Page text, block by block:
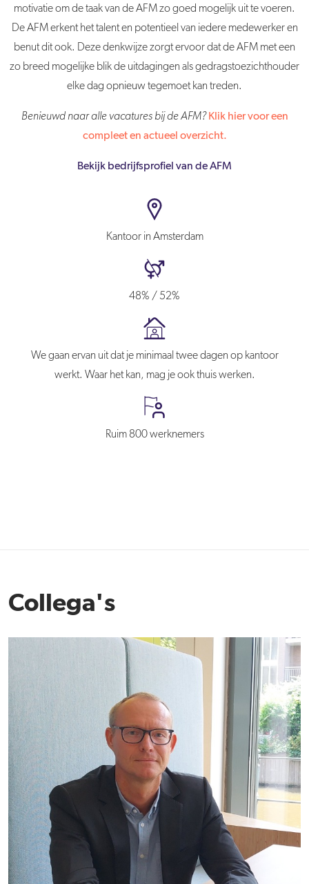
motivatie om de taak van de AFM zo goed mogelijk uit te voeren.
De AFM erkent het talent en potentieel van iedere medewerker en
benut dit ook. Deze denkwijze zorgt ervoor dat de AFM met een
zo breed mogelijke blik de uitdagingen als gedragstoezichthouder
elke dag opnieuw tegemoet kan treden.
Benieuwd naar alle vacatures bij de AFM? Klik hier voor een
compleet en actueel overzicht.
Bekijk bedrijfsprofiel van de AFM
Kantoor in Amsterdam
48% / 52%
We gaan ervan uit dat je minimaal twee dagen op kantoor
werkt. Waar het kan, mag je ook thuis werken.
Ruim 800 werknemers
Collega's